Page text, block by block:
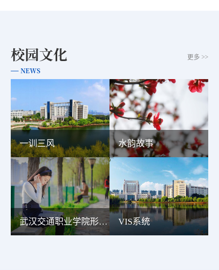
校园文化
NEWS
更多 >>
一训三风 水韵故事
武汉交通职业学院形象宣传片 VIS系统